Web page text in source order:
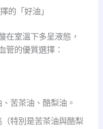
的「好油」
在室溫下多呈液態，
管的優質選擇：
苦茶油、酪梨油。
特別是苦茶油與酪梨